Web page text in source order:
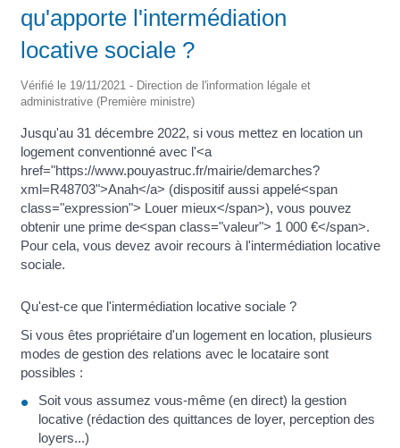
qu'apporte l'intermédiation
locative sociale ?
Vérifié le 19/11/2021 - Direction de l'information légale et
administrative (Première ministre)
Jusqu'au 31 décembre 2022, si vous mettez en location un
logement conventionné avec l'<a
href="https://www.pouyastruc.fr/mairie/demarches?
xml=R48703">Anah</a> (dispositif aussi appelé<span
class="expression"> Louer mieux</span>), vous pouvez
obtenir une prime de<span class="valeur"> 1 000 €</span>.
Pour cela, vous devez avoir recours à l'intermédiation locative
sociale.
Qu'est-ce que l'intermédiation locative sociale ?
Si vous êtes propriétaire d'un logement en location, plusieurs
modes de gestion des relations avec le locataire sont
possibles :
Soit vous assumez vous-même (en direct) la gestion
locative (rédaction des quittances de loyer, perception des
loyers...)